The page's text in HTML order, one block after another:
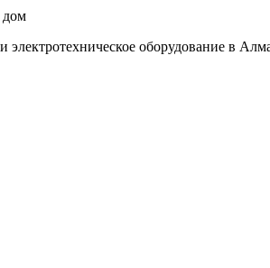
дом
электротехническое оборудование в